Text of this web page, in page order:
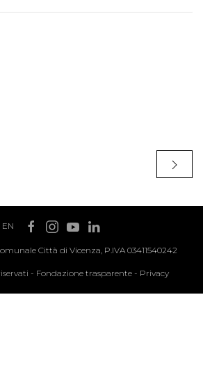
EN
Città di Vicenza, P.IVA 03411540242
- Fondazione trasparente - Privacy